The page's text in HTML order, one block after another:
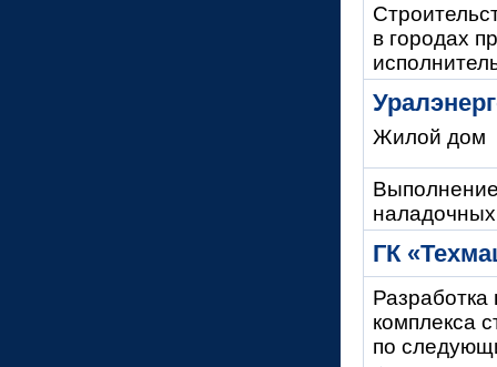
в городах
Жилой дом
ГК
Разработка
комплекса
по